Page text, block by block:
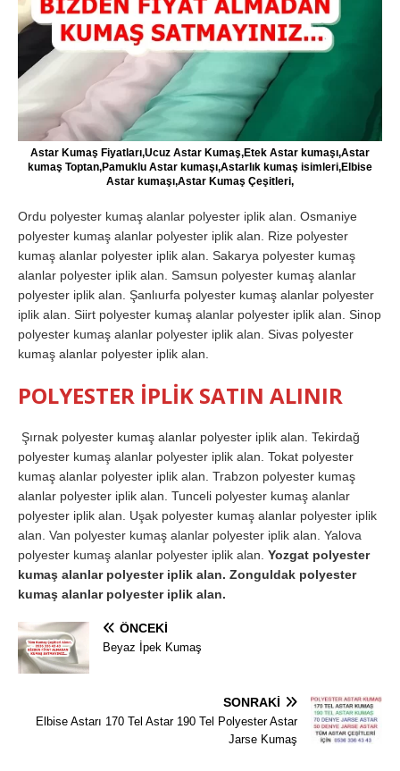
Astar Kumaş Fiyatları,Ucuz Astar Kumaş,Etek Astar kumaşı,Astar
kumaş Toptan,Pamuklu Astar kumaşı,Astarlık kumaş isimleri,Elbise
Astar kumaşı,Astar Kumaş Çeşitleri,
Ordu polyester kumaş alanlar polyester iplik alan. Osmaniye
polyester kumaş alanlar polyester iplik alan. Rize polyester
kumaş alanlar polyester iplik alan. Sakarya polyester kumaş
alanlar polyester iplik alan. Samsun polyester kumaş alanlar
polyester iplik alan. Şanlıurfa polyester kumaş alanlar polyester
iplik alan. Siirt polyester kumaş alanlar polyester iplik alan. Sinop
polyester kumaş alanlar polyester iplik alan. Sivas polyester
kumaş alanlar polyester iplik alan.
POLYESTER İPLİK SATIN ALINIR
Şırnak polyester kumaş alanlar polyester iplik alan. Tekirdağ
polyester kumaş alanlar polyester iplik alan. Tokat polyester
kumaş alanlar polyester iplik alan. Trabzon polyester kumaş
alanlar polyester iplik alan. Tunceli polyester kumaş alanlar
polyester iplik alan. Uşak polyester kumaş alanlar polyester iplik
alan. Van polyester kumaş alanlar polyester iplik alan. Yalova
polyester kumaş alanlar polyester iplik alan. Yozgat polyester
kumaş alanlar polyester iplik alan. Zonguldak polyester
kumaş alanlar polyester iplik alan.
ÖNCEKI
Beyaz İpek Kumaş
SONRAKI
Elbise Astarı 170 Tel Astar 190 Tel Polyester Astar
Jarse Kumaş